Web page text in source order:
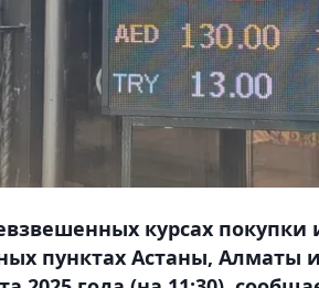
курсах
пунктах Астаны,